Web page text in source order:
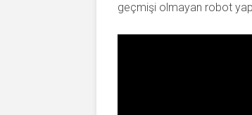
geçmişi olmayan robot